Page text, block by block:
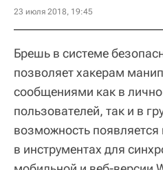
23 июля 2018, 19:45
Брешь в системе
позволяет хакерам
сообщениями как в
пользователей, так и в
возможность
в инструментах для